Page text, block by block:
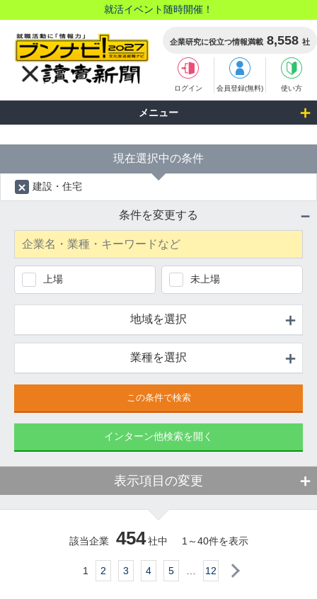
就活イベント随時開催！
企業研究に役立つ情報満載 8,558 社
ログイン 会員登録(無料) 使い方
メニュー
現在選択中の条件
建設・住宅
条件を変更する
上場 未上場
地域を選択
業種を選択
インターン他検索を開く
表示項目の変更
該当企業 454 社中 1 ～40件を表示
1 2 3 4 5 12